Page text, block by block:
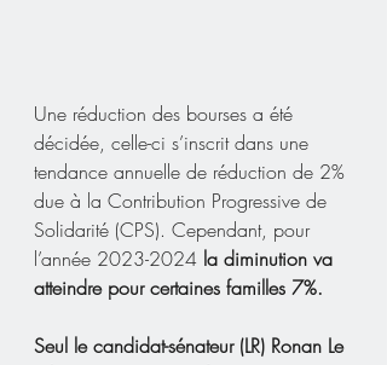
Une réduction des bourses a été
décidée, celle-ci s’inscrit dans une
tendance annuelle de réduction de 2%
due à la Contribution Progressive de
Solidarité (CPS). Cependant, pour
l’année 2023-2024 la diminution va
atteindre pour certaines familles 7%.
Seul le candidat-sénateur (LR) Ronan Le